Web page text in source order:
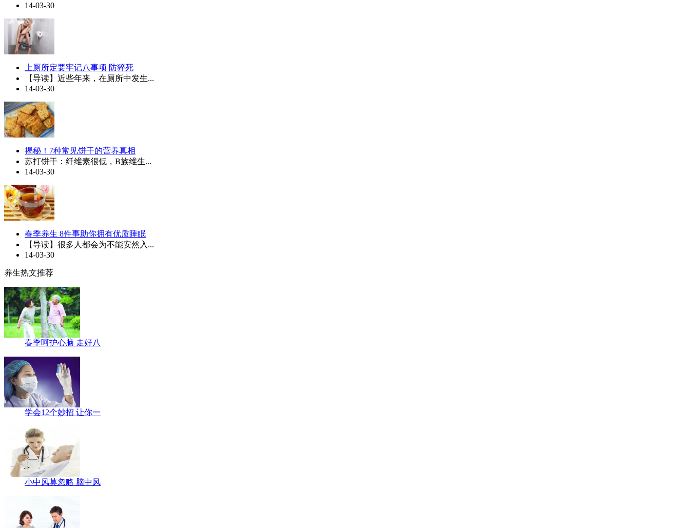
14-03-30
上厕所定要牢记八事项 防猝死
【导读】近些年来，在厕所中发生...
14-03-30
揭秘！7种常见饼干的营养真相
苏打饼干：纤维素很低，B族维生...
14-03-30
春季养生 8件事助你拥有优质睡眠
【导读】很多人都会为不能安然入...
14-03-30
养生热文推荐
春季呵护心脑 走好八
学会12个妙招 让你一
小中风莫忽略 脑中风